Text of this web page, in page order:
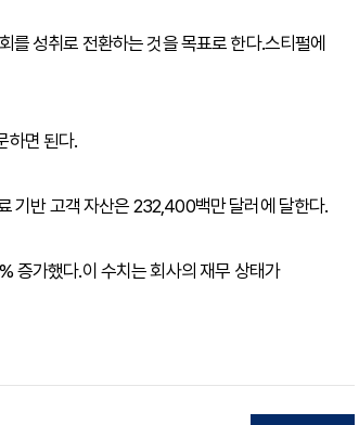
성취로 전환하는 것을 목표로 한다.스티펄에
면 된다.
기반 고객 자산은 232,400백만 달러에 달한다.
증가했다.이 수치는 회사의 재무 상태가